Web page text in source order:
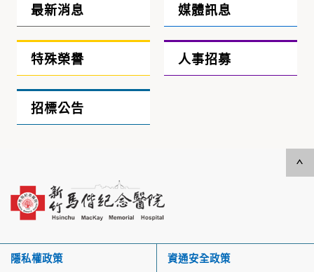
最新消息 媒體訊息
特殊榮譽 人事招募
招標公告
隱私權政策 資通安全政策